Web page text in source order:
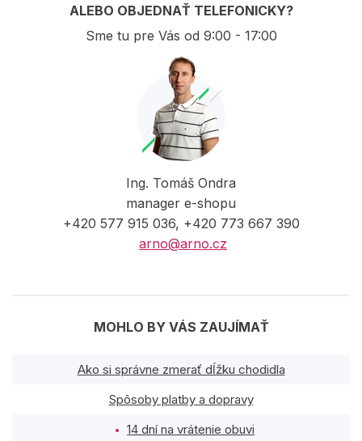
ALEBO OBJEDNAŤ TELEFONICKY?
Sme tu pre Vás od 9:00 - 17:00
Ing. Tomáš Ondra
manager e-shopu
+420 577 915 036, +420 773 667 390
arno@arno.cz
MOHLO BY VÁS ZAUJÍMAŤ
Ako si správne zmerať dĺžku chodidla
Spôsoby platby a dopravy
14 dní na vrátenie obuvi